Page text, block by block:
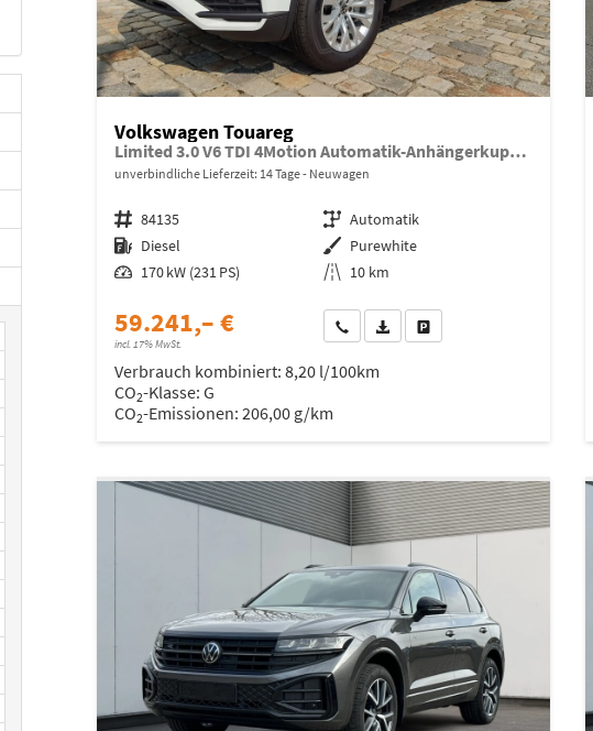
Volkswagen Touareg
Limited 3.0 V6 TDI 4Motion Automatik-Anhängerkupplung-Navi-Keyless-ACC-Sitzheizung-Lenkradheizung-el.Heckklappe-18''Alu-Sofort
unverbindliche Lieferzeit: 14 Tage Neuwagen
Fahrzeugnr. 84135 Getriebe Automatik
Kraftstoff Diesel Außenfarbe Purewhite
Leistung 170 kW (231 PS) Kilometerstand 10 km
59.241,– €
incl. 17% MwSt.
Wir rufen Sie an
Fahrzeugexposé (PDF)
Fahrzeug parken
Verbrauch kombiniert: 8,20 l/100km
CO2-Klasse: G
CO2-Emissionen: 206,00 g/km